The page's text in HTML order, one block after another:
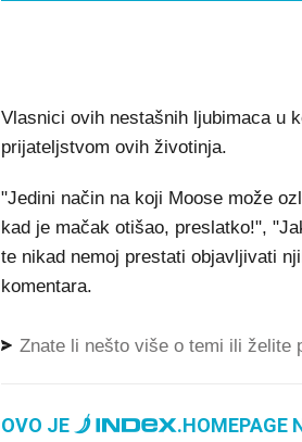
Vlasnici ovih nestašnih ljubimaca u
prijateljstvom ovih životinja.
"Jedini način na koji Moose može
kad je mačak otišao, preslatko!",
te nikad nemoj prestati objavljivati
komentara.
Znate li nešto više o temi ili želite
OVO JE .HOMEPAGE